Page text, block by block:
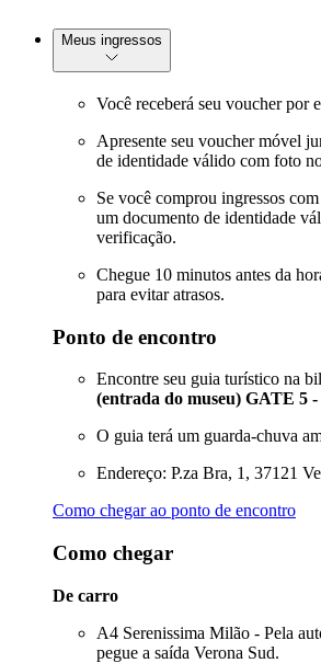
Meus ingressos
Você receberá seu voucher por
Apresente seu voucher móvel
de identidade válido com foto
Se você comprou ingressos
um documento de identidade
verificação.
Chegue 10 minutos antes da
para evitar atrasos.
Ponto de encontro
Encontre seu guia turístico na
(entrada do museu) GATE 5 -
O guia terá um guarda-chuva
Endereço: P.za Bra, 1, 37121
Como chegar ao ponto de encontro
Como chegar
De carro
A4 Serenissima Milão - Pela
pegue a saída Verona Sud.